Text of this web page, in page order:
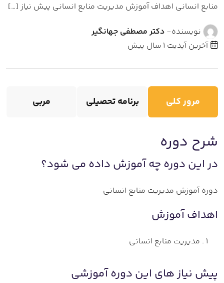
منابع انسانی اهداف آموزش مدیریت منابع انسانی پیش نیاز […]
نویسنده- دکتر مصطفی جهانگیر
آخرین آپدیت 1 سال پیش
مرور کلی برنامه تحصیلی مربی
شرح دوره
در این دوره چه آموزش داده می شود؟
دوره آموزش مدیریت منابع انسانی
اهداف آموزش
مدیریت منابع انسانی
پیش نیاز های این دوره آموزشی